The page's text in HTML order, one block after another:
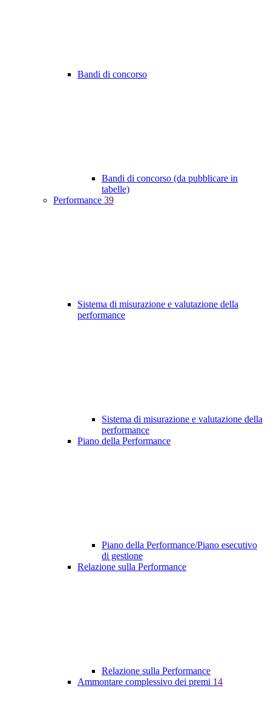
Bandi di concorso
Bandi di concorso (da pubblicare in
tabelle)
Performance 39
Sistema di misurazione e valutazione della
performance
Sistema di misurazione e valutazione della
performance
Piano della Performance
Piano della Performance/Piano esecutivo
di gestione
Relazione sulla Performance
Relazione sulla Performance
Ammontare complessivo dei premi 14